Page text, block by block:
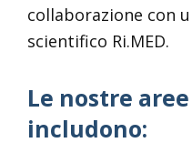
collaborazione con
scientifico Ri.MED.
Le nostre
includono: